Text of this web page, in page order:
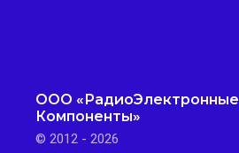
ООО «РадиоЭлектронные
Компоненты»
© 2012 - 2026